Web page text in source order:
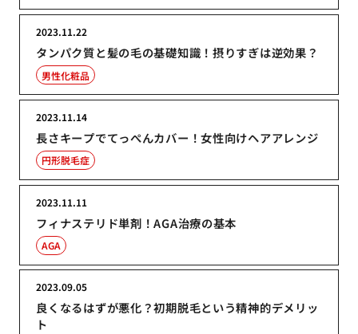
タンパク質と髪の毛の基礎知識！摂りすぎは逆効果？
2023.11.22
男性化粧品
長さキープでてっぺんカバー！女性向けヘアアレンジ
2023.11.14
円形脱毛症
フィナステリド単剤！AGA治療の基本
2023.11.11
AGA
良くなるはずが悪化？初期脱毛という精神的デメリッ
ト
2023.09.05